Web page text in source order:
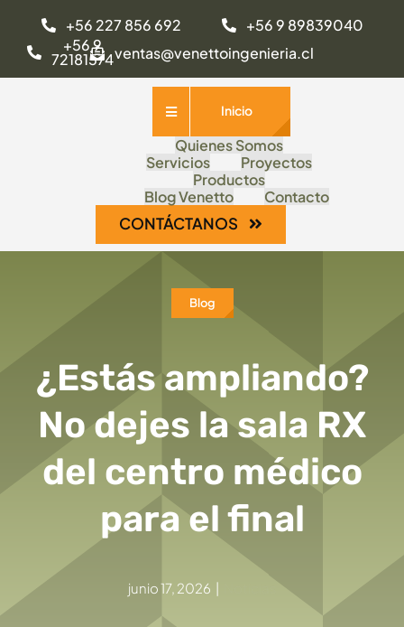
contenido
+56 227 856 692
+56 9 89839040
+56 9
72181574ventas@venettoingenieria.cl
Inicio
Quienes Somos
Servicios
Proyectos
Productos
Blog Venetto
Contacto
CONTÁCTANOS
Blog
¿Estás ampliando?
No dejes la sala RX
del centro médico
para el final
junio 17, 2026 |